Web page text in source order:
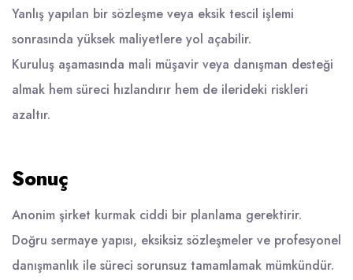
Yanlış yapılan bir sözleşme veya eksik tescil işlemi
sonrasında yüksek maliyetlere yol açabilir.
Kuruluş aşamasında mali müşavir veya danışman desteği
almak hem süreci hızlandırır hem de ilerideki riskleri
azaltır.
Sonuç
Anonim şirket kurmak ciddi bir planlama gerektirir.
Doğru sermaye yapısı, eksiksiz sözleşmeler ve profesyonel
danışmanlık ile süreci sorunsuz tamamlamak mümkündür.